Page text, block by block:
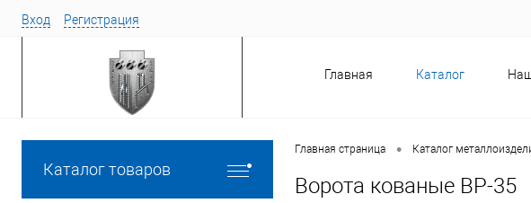
Вход Регистрация
Главная Каталог
Каталог товаров
Главная страница • Каталог
Ворота кованые ВР-35